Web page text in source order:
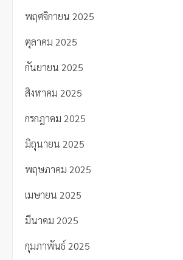
พฤศจิกายน 2025
ตุลาคม 2025
กันยายน 2025
สิงหาคม 2025
กรกฎาคม 2025
มิถุนายน 2025
พฤษภาคม 2025
เมษายน 2025
มีนาคม 2025
กุมภาพันธ์ 2025